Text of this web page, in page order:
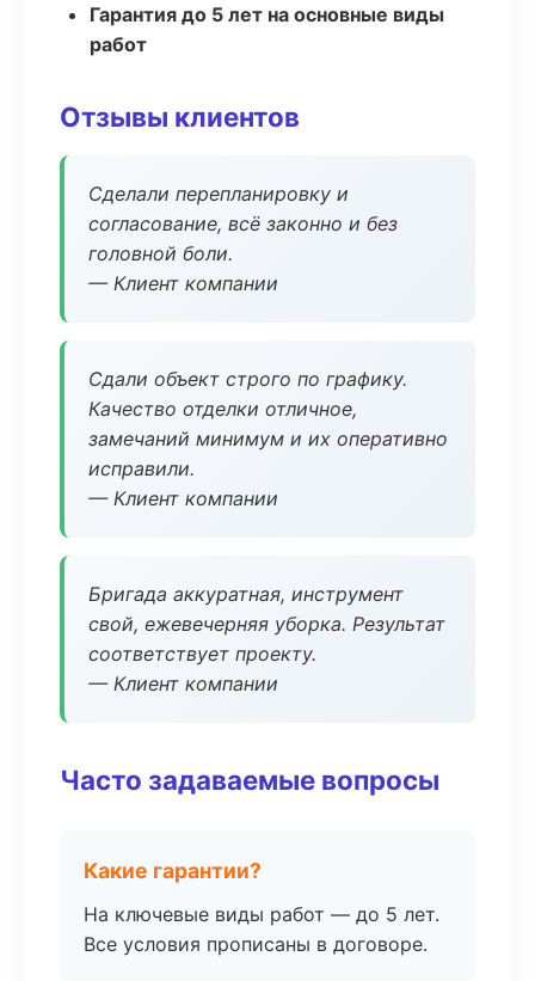
Гарантия до 5 лет на основные виды
работ
Отзывы клиентов
Сделали перепланировку и
согласование, всё законно и без
головной боли.
— Клиент компании
Сдали объект строго по графику.
Качество отделки отличное,
замечаний минимум и их оперативно
исправили.
— Клиент компании
Бригада аккуратная, инструмент
свой, ежевечерняя уборка. Результат
соответствует проекту.
— Клиент компании
Часто задаваемые вопросы
Какие гарантии?
На ключевые виды работ — до 5 лет.
Все условия прописаны в договоре.